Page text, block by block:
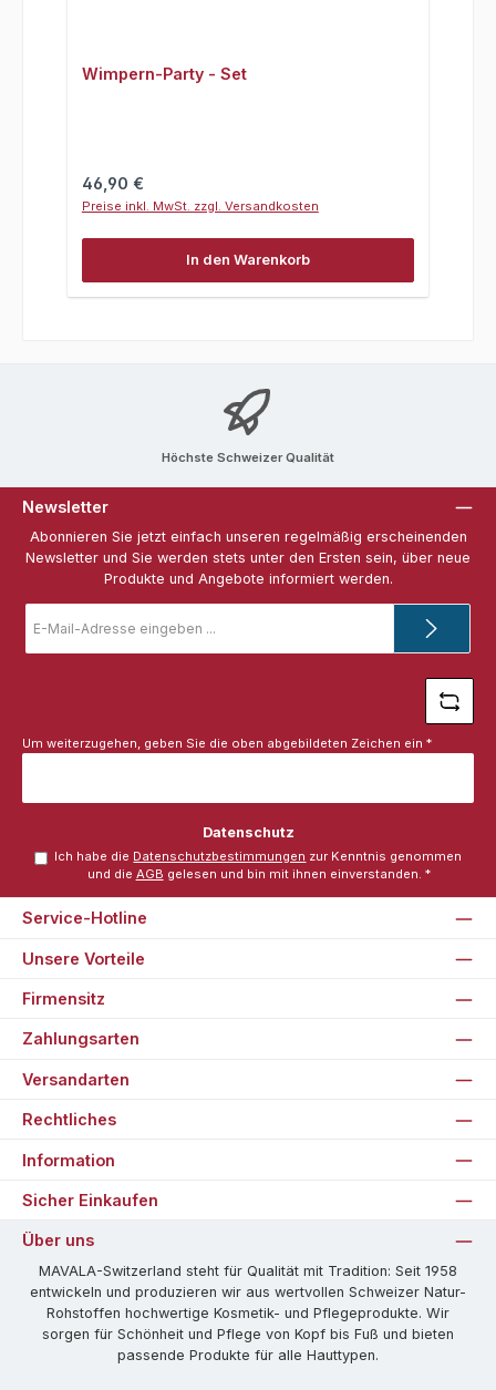
Wimpern-Party - Set
Regulärer Preis:
46,90 €
Preise inkl. MwSt. zzgl. Versandkosten
In den Warenkorb
Höchste Schweizer Qualität
Newsletter
Abonnieren Sie jetzt einfach unseren regelmäßig erscheinenden
Newsletter und Sie werden stets unter den Ersten sein, über neue
Produkte und Angebote informiert werden.
Mail-
Adresse
Um weiterzugehen, geben Sie die oben abgebildeten Zeichen ein *
Datenschutz
Ich habe die Datenschutzbestimmungen zur Kenntnis genommen
und die AGB gelesen und bin mit ihnen einverstanden. *
Service-Hotline
Rechtliches
Information
Unsere Vorteile
Firmensitz
Zahlungsarten
Versandarten
Sicher Einkaufen
Über uns
MAVALA-Switzerland steht für Qualität mit Tradition: Seit 1958
entwickeln und produzieren wir aus wertvollen Schweizer Natur-
Rohstoffen hochwertige Kosmetik- und Pflegeprodukte. Wir
sorgen für Schönheit und Pflege von Kopf bis Fuß und bieten
passende Produkte für alle Hauttypen.